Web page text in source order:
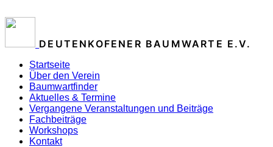
DEUTENKOFENER BAUMWARTE E.V.
Startseite
Über den Verein
Baumwartfinder
Aktuelles & Termine
Vergangene Veranstaltungen und Beiträge
Fachbeiträge
Workshops
Kontakt